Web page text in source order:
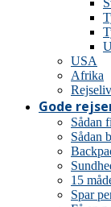
USA
Afrika
Rejseliv
Gode
Sådan
Sådan
15
Spar